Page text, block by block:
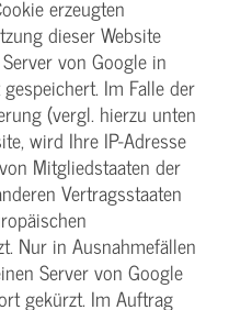
erzeugten
dieser Website
von Google in
Im Falle der
(vergl. hierzu unten
wird Ihre IP-Adresse
Mitgliedstaaten der
Vertragsstaaten
Nur in Ausnahmefällen
Server von Google
gekürzt. Im Auftrag